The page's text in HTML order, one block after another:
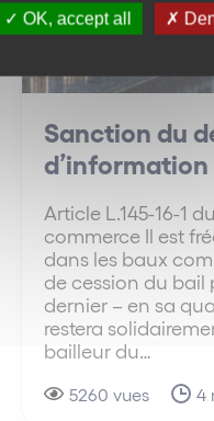
Sanction du
Article L.145-16-1
commerce Il est
dans les baux
de cession du bail
dernier – en sa
restera
bailleur du…
5260 vues 4
OK, accept all